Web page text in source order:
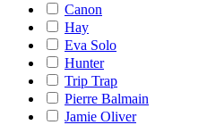
Canon
Hay
Eva Solo
Hunter
Trip Trap
Pierre Balmain
Jamie Oliver